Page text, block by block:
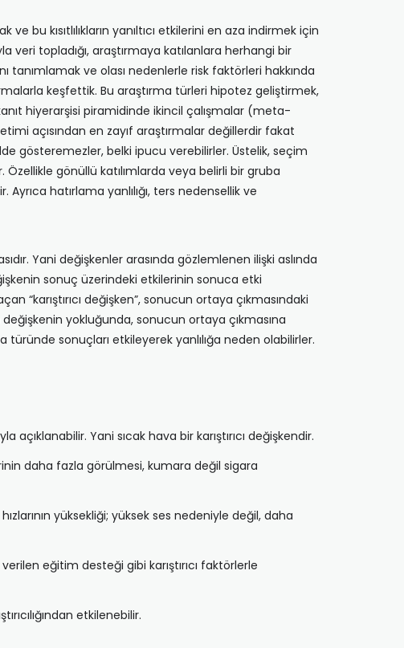
bu kısıtlılıkların yanıltıcı etkilerini en aza indirmek için
topladığı, araştırmaya katılanlara herhangi bir
tanımlamak ve olası nedenlerle risk faktörleri hakkında
keşfettik. Bu araştırma türleri hipotez geliştirmek,
hiyerarşisi piramidinde ikincil çalışmalar (meta-
açısından en zayıf araştırmalar değillerdir fakat
gösteremezler, belki ipucu verebilirler. Üstelik, seçim
Özellikle gönüllü katılımlarda veya belirli bir gruba
hatırlama yanlılığı, ters nedensellik ve
Yani değişkenler arasında gözlemlenen ilişki aslında
sonuç üzerindeki etkilerinin sonuca etki
“karıştırıcı değişken”, sonucun ortaya çıkmasındaki
yokluğunda, sonucun ortaya çıkmasına
türünde sonuçları etkileyerek yanlılığa neden olabilirler.
Yani sıcak hava bir karıştırıcı değişkendir.
daha fazla görülmesi, kumara değil sigara
yüksekliği; yüksek ses nedeniyle değil, daha
eğitim desteği gibi karıştırıcı faktörlerle
etkilenebilir.